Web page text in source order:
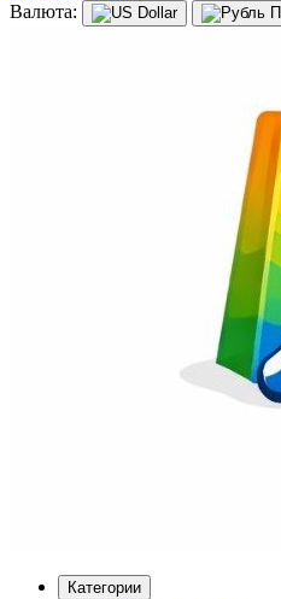
Валюта:
Категории